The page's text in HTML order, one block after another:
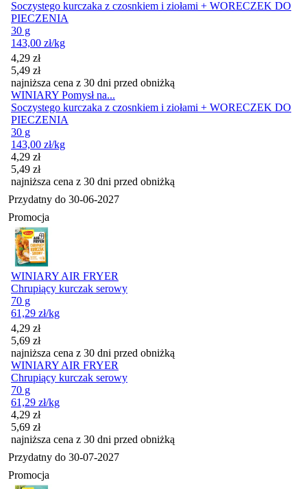
Soczystego kurczaka z czosnkiem i ziołami + WORECZEK DO
PIECZENIA
30 g
143,00 zł/kg
Cena promocyjna
4,29 zł
5,49 zł
najniższa cena z 30 dni przed obniżką
WINIARY Pomysł na...
Soczystego kurczaka z czosnkiem i ziołami + WORECZEK DO
PIECZENIA
30 g
143,00 zł/kg
Cena promocyjna
4,29 zł
5,49 zł
najniższa cena z 30 dni przed obniżką
Przydatny do 30-06-2027
Promocja
WINIARY AIR FRYER
Chrupiący kurczak serowy
70 g
61,29 zł/kg
Cena promocyjna
4,29 zł
5,69 zł
najniższa cena z 30 dni przed obniżką
WINIARY AIR FRYER
Chrupiący kurczak serowy
70 g
61,29 zł/kg
Cena promocyjna
4,29 zł
5,69 zł
najniższa cena z 30 dni przed obniżką
Przydatny do 30-07-2027
Promocja